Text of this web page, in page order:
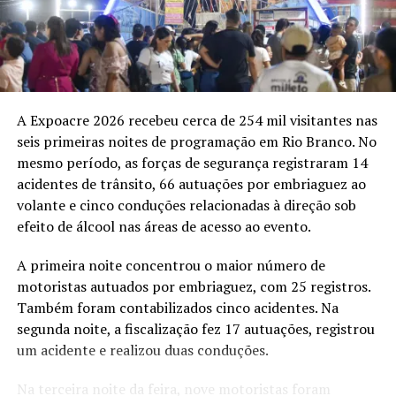
nos restaurantes que oferecem refeições completas.
As diferenças regionais são mais acentuadas no Norte,
onde o Pix representa 29,8% das vendas em salão e
pesquisa anterior e também ultrapassa a participação
do cartão de débito na região, de 24,5%.
No Nordeste, o Pix alcança 24,2% das vendas e também
fica à frente do cartão de débito, que responde por
23,4%. Nas demais regiões, a ferramenta ocupa a
participação chega a 18,1% no Sudeste, 17,9% no
Centro-Oeste e 16,5% no Sul.
O dinheiro em espécie permanece abaixo de 11% das
vendas em todas as regiões do país. A expansão dos
A Expoacre 2026 recebeu cerca de 254 mil visitantes nas
seis primeiras noites de programação em Rio Branco. No
mesmo período, as forças de segurança registraram 14
acidentes de trânsito, 66 autuações por embriaguez ao
volante e cinco conduções relacionadas à direção sob
efeito de álcool nas áreas de acesso ao evento.
A primeira noite concentrou o maior número de
motoristas autuados por embriaguez, com 25 registros.
Também foram contabilizados cinco acidentes. Na
segunda noite, a fiscalização fez 17 autuações, registrou
um acidente e realizou duas conduções.
Na terceira noite da feira, nove motoristas foram